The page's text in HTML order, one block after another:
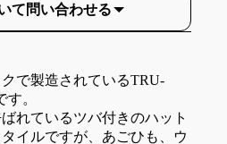
て問い合わせる
で製造されているTRU-
す。
れているツバ付きのハット
イルですが、あごひも、ウ